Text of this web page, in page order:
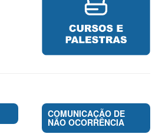
COMUNICAÇÃO DE
NÃO OCORRÊNCIA